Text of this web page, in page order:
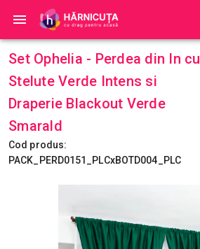
Set Ophelia - Perdea din In cu
Stelute Verde Intens si
Draperie Blackout Verde
Smarald
Cod produs:
PACK_PERD0151_PLCxBOTD004_PLC